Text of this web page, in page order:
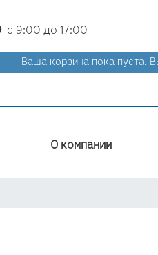
с 9:00 до 17:00
Ваша корзина пока пуста.
О компании